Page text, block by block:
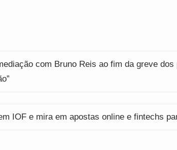
com Bruno Reis ao fim da greve dos
IOF e mira em apostas online e fintechs